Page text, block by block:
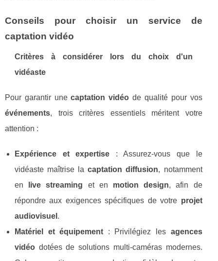
Conseils pour choisir un service de
captation vidéo
Critères à considérer lors du choix d'un
vidéaste
Pour garantir unecaptation vidéo de qualité pour vos
événements, trois critères essentiels méritent votre
attention :
Expérience et expertise : Assurez-vous que le
vidéaste maîtrise lacaptation diffusion, notamment
en
live streaming et en motion design, afin de
répondre aux exigences spécifiques de votre projet
audiovisuel .
Matériel et équipement : Privilégiez les agences
vidéo dotées de solutions multi-caméras modernes.